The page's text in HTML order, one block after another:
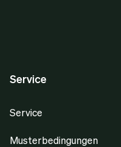
Service
Service
Musterbedingungen